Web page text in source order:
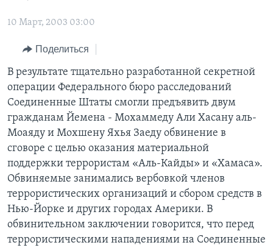
основной
навигации
Перейти
поиск
ИТОГИ
ПОЧЕМУ ЭТО ВАЖНО?
ДИСКУССИЯ VOA
ДЕТАЛИ
НЬЮ-ЙОРК NEW YORK
АМЕРИКА. БОЛЬШОЕ ПУТЕШЕСТВИЕ
НАША АМЕРИКАНСКАЯ ИСТОРИЯ
А КАК В АМЕРИКЕ?
АРТЕФАКТЫ
АМЕРИКАНСКИЕ ГОРОДКИ
ТЕСТЫ
ИНТЕРВЬЮ
ФАКТЫ ПРОТИВ ФЕЙКОВ
ЗА СВОБОДУ ПРЕССЫ
УЧИМ АНГЛИЙСКИЙ
ВИДЕО
ПОДПИСКА НА НОВОСТИ
Learning English
СОЦИАЛЬНЫЕ СЕТИ
10 Март, 2003 03:00
Поделиться
В результате тщательно разработанной секретной
операции Федерального бюро расследований
Соединенные Штаты смогли предъявить двум
гражданам Йемена - Мохаммеду Али Хасану аль-
Моаяду и Мохшену Яхья Заеду обвинение в
сговоре с целью оказания материальной
поддержки террористам «Аль-Кайды» и «Хамаса».
Обвиняемые занимались вербовкой членов
террористических организаций и сбором средств в
Нью-Йорке и других городах Америки. В
обвинительном заключении говорится, что перед
террористическими нападениями на Соединенные